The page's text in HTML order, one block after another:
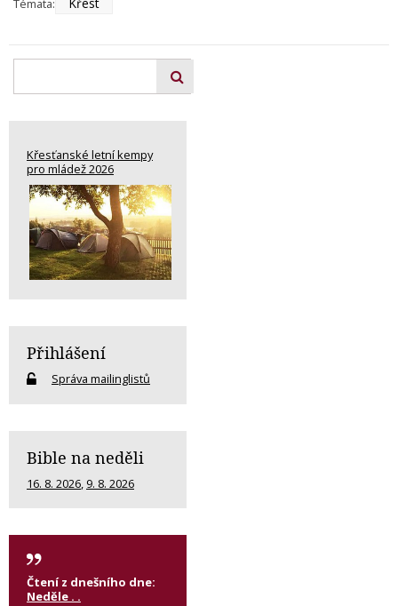
Témata:
Křesťanské letní kempy
pro mládež 2026
Přihlášení
Správa mailinglistů
Bible na neděli
16. 8. 2026, 9. 8. 2026
Čtení z dnešního dne:
Neděle . .